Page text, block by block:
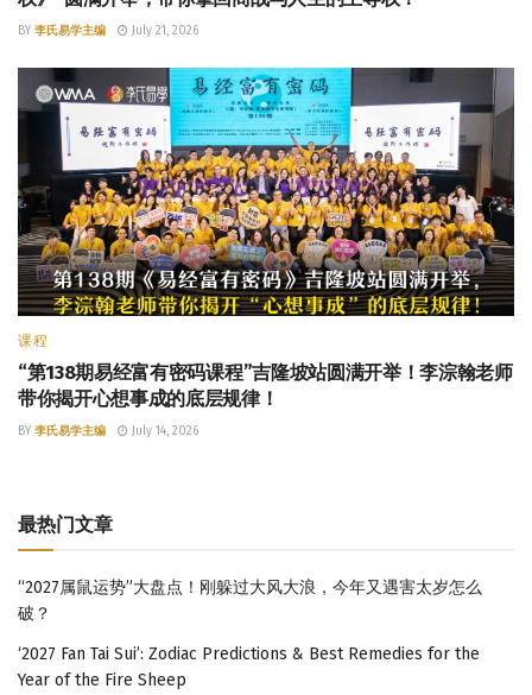
BY 李氏易学主编 July 21, 2026
课程
“第138期易经富有密码课程”吉隆坡站圆满开举！李淙翰老师
带你揭开心想事成的底层规律！
BY 李氏易学主编 July 14, 2026
最热门文章
“2027属鼠运势”大盘点！刚躲过大风大浪，今年又遇害太岁怎么
破？
‘2027 Fan Tai Sui’: Zodiac Predictions & Best Remedies for the
Year of the Fire Sheep